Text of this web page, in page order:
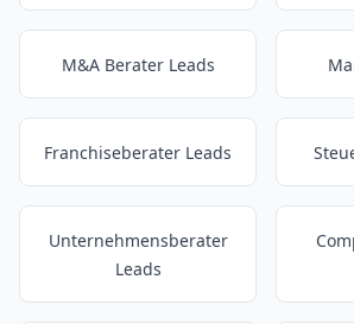
M&A Berater Leads
Franchiseberater Leads
Unternehmensberater
Leads